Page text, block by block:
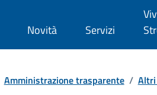
Novità Servizi
Amministrazione trasparente /